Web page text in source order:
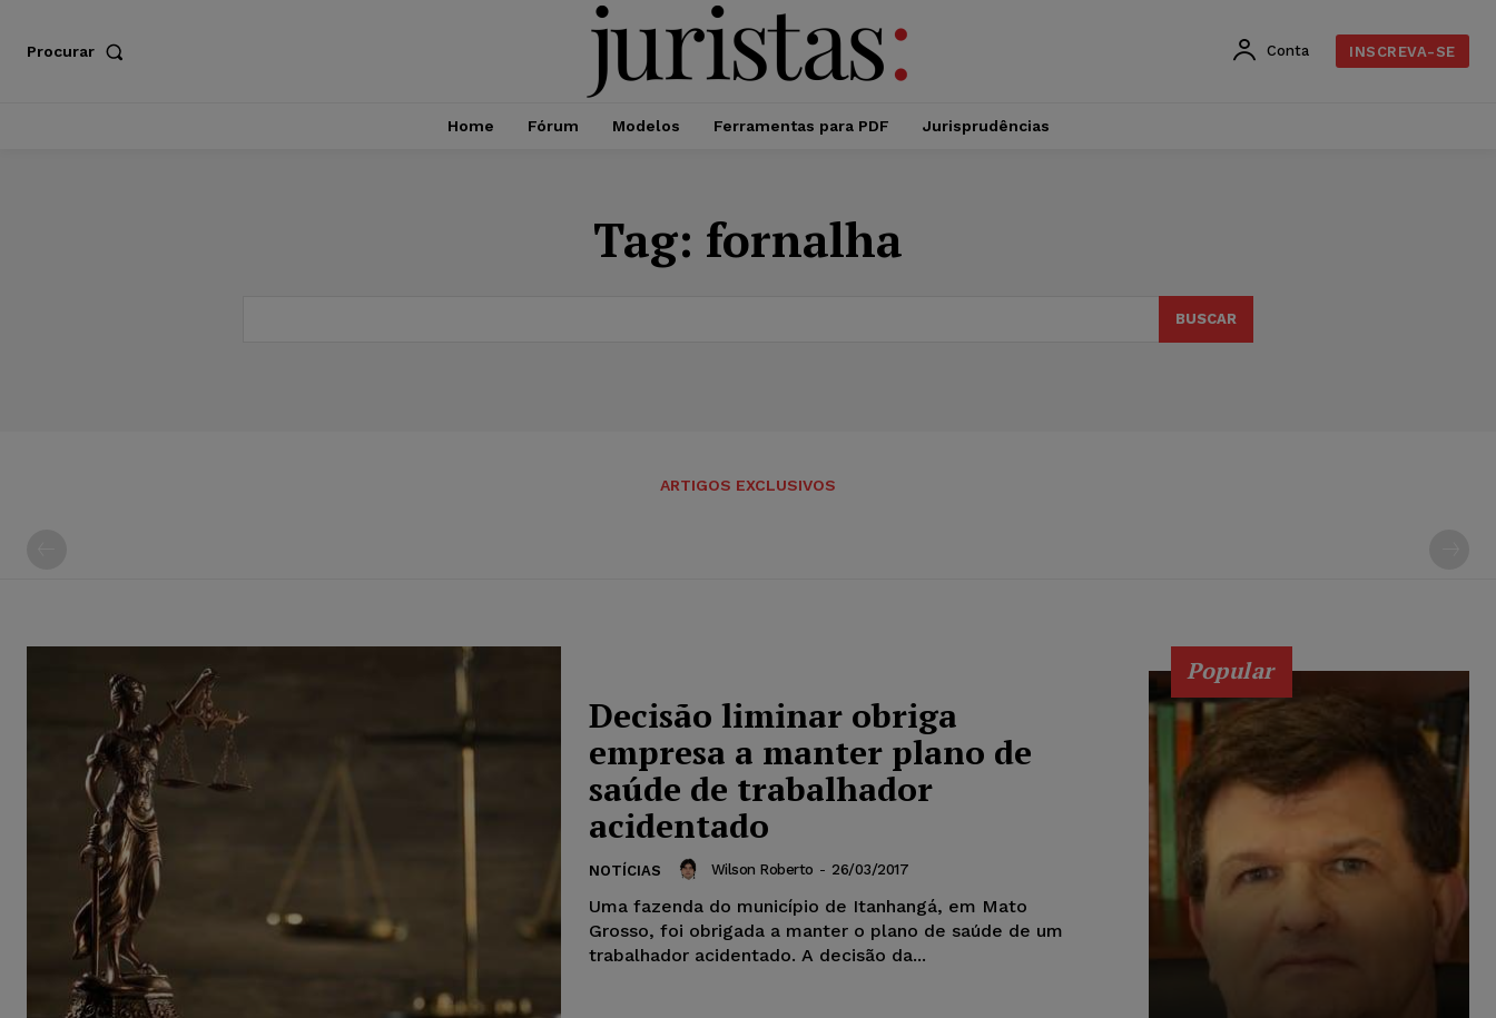
Procurar Conta INSCREVA-SE
Home Fórum Modelos Ferramentas para PDF Jurisprudências
Tag: fornalha
BUSCAR
ARTIGOS EXCLUSIVOS
Decisão liminar obriga
empresa a manter plano de
saúde de trabalhador
acidentado
NOTÍCIAS Wilson Roberto - 26/03/2017
Uma fazenda do município de Itanhangá, em Mato
Grosso, foi obrigada a manter o plano de saúde de um
trabalhador acidentado. A decisão da...
Popular